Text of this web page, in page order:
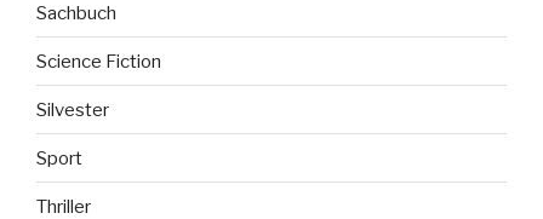
Sachbuch
Science Fiction
Silvester
Sport
Thriller